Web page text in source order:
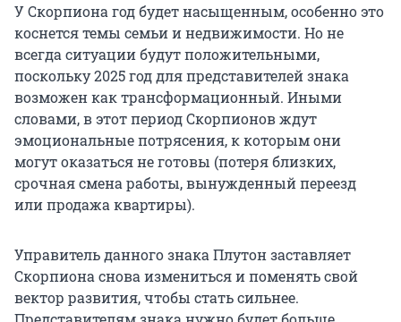
У Скорпиона год будет насыщенным, особенно это
коснется темы семьи и недвижимости. Но не
всегда ситуации будут положительными,
поскольку 2025 год для представителей знака
возможен как трансформационный. Иными
словами, в этот период Скорпионов ждут
эмоциональные потрясения, к которым они
могут оказаться не готовы (потеря близких,
срочная смена работы, вынужденный переезд
или продажа квартиры).
Управитель данного знака Плутон заставляет
Скорпиона снова измениться и поменять свой
вектор развития, чтобы стать сильнее.